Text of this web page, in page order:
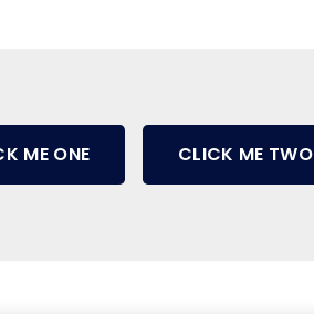
ME ONE CLICK ME TWO